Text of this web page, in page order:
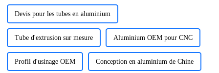
Devis pour les tubes en aluminium
Tube d'extrusion sur mesure Aluminium OEM pour CNC
Profil d'usinage OEM Conception en aluminium de Chine